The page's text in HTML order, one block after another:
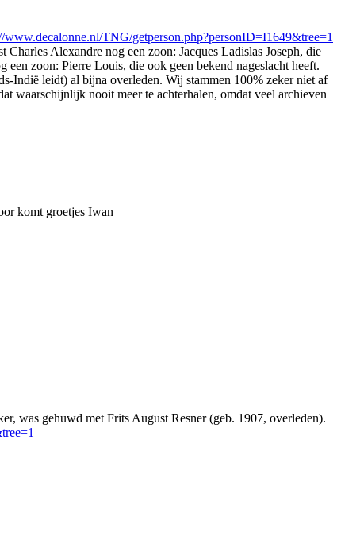
www.decalonne.nl/TNG/getperson.php?personID=I1649&tree=1
Alexandre nog een zoon: Jacques Ladislas Joseph, die
zoon: Pierre Louis, die ook geen bekend nageslacht heeft.
Indië leidt) al bijna overleden. Wij stammen 100% zeker niet af
waarschijnlijk nooit meer te achterhalen, omdat veel archieven
komt groetjes Iwan
was gehuwd met Frits August Resner (geb. 1907, overleden).